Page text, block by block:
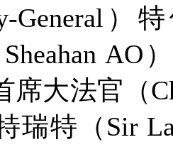
General）
Sheahan
席大法官（
瑞特（Sir